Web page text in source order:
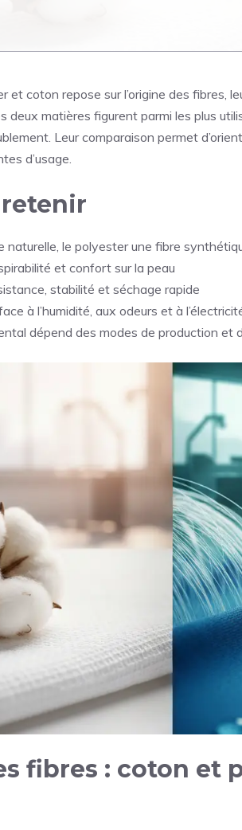
coton repose sur l’origine des fibres,
deux matières figurent parmi les plus
Leur comparaison permet
d’usage.
retenir
naturelle, le polyester une fibre
et confort sur la peau
stabilité et séchage rapide
à l’humidité, aux odeurs et à
dépend des modes de production et
fibres : coton et